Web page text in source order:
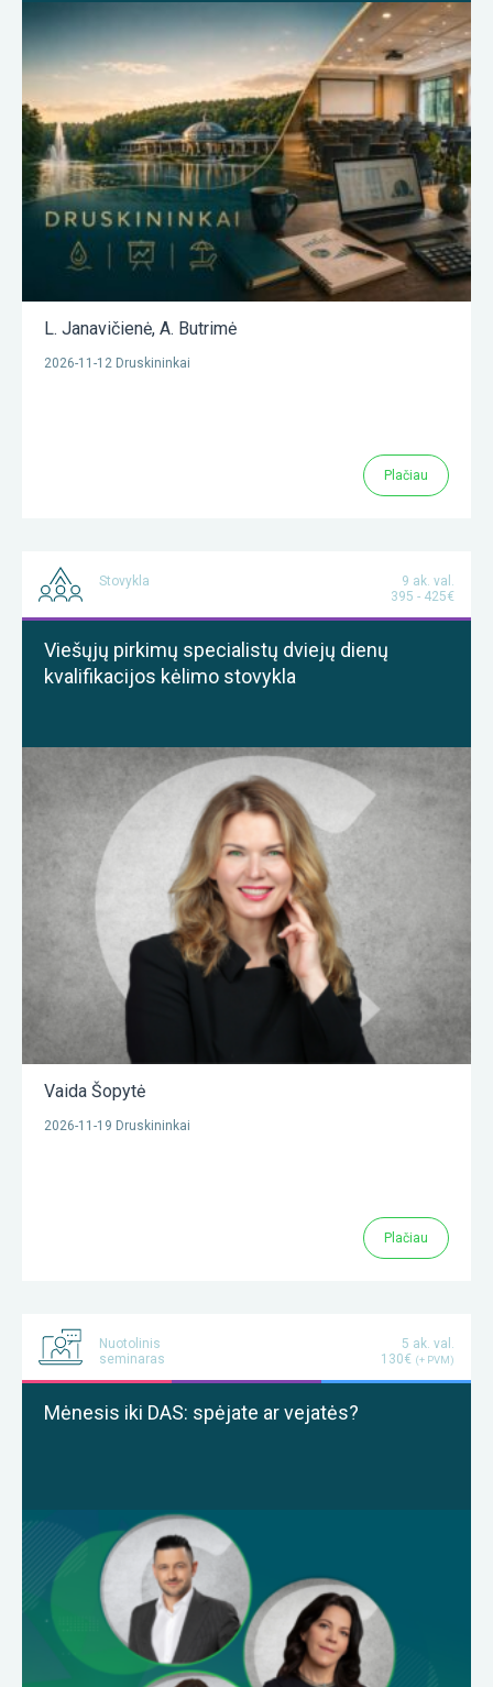
L. Janavičienė, A. Butrimė
2026-11-12 Druskininkai
Plačiau
Stovykla
9 ak. val.
395 - 425€
Viešųjų pirkimų specialistų dviejų dienų
kvalifikacijos kėlimo stovykla
Vaida Šopytė
2026-11-19 Druskininkai
Plačiau
Nuotolinis
seminaras
5 ak. val.
130€ (+ PVM)
Mėnesis iki DAS: spėjate ar vejatės?